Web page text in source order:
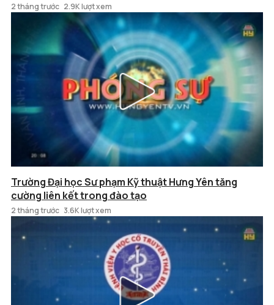
2 tháng trước 2.9K lượt xem
Trường Đại học Sư phạm Kỹ thuật Hưng Yên tăng
cường liên kết trong đào tạo
2 tháng trước 3.6K lượt xem